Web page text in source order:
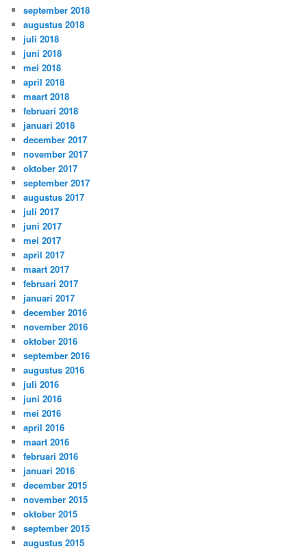
september 2018
augustus 2018
juli 2018
juni 2018
mei 2018
april 2018
maart 2018
februari 2018
januari 2018
december 2017
november 2017
oktober 2017
september 2017
augustus 2017
juli 2017
juni 2017
mei 2017
april 2017
maart 2017
februari 2017
januari 2017
december 2016
november 2016
oktober 2016
september 2016
augustus 2016
juli 2016
juni 2016
mei 2016
april 2016
maart 2016
februari 2016
januari 2016
december 2015
november 2015
oktober 2015
september 2015
augustus 2015